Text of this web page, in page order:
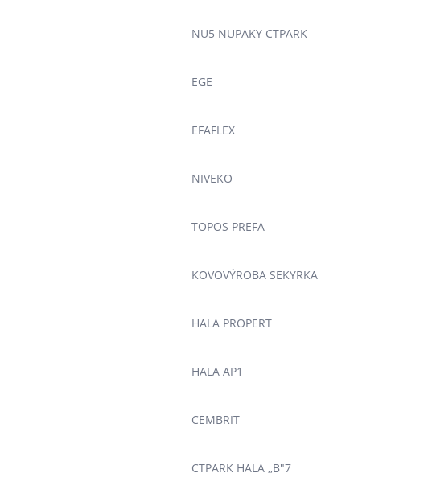
NU5 NUPAKY CTPARK
EGE
EFAFLEX
NIVEKO
TOPOS PREFA
KOVOVÝROBA SEKYRKA
HALA PROPERT
HALA AP1
CEMBRIT
CTPARK HALA ,,B"7